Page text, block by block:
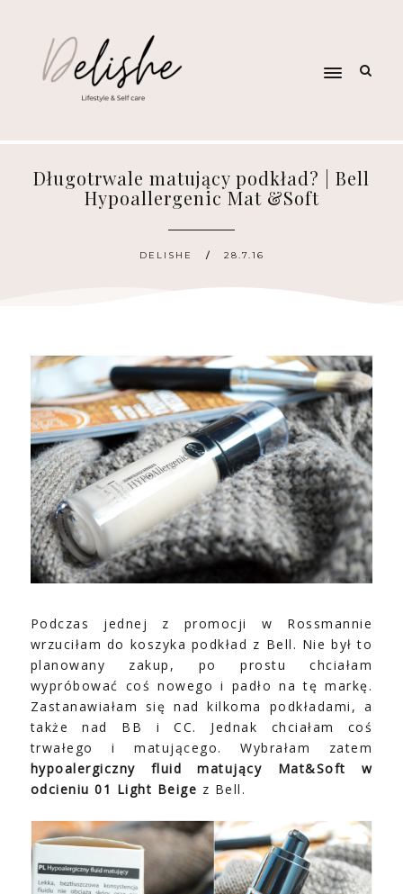
Długotrwale matujący podkład? | Bell
Hypoallergenic Mat &Soft
DELISHE 28.7.16
Podczas jednej z promocji w Rossmannie
wrzuciłam do koszyka podkład z Bell. Nie był to
planowany zakup, po prostu chciałam
wypróbować coś nowego i padło na tę markę.
Zastanawiałam się nad kilkoma podkładami, a
także nad BB i CC. Jednak chciałam coś
trwałego i matującego. Wybrałam zatem
hypoalergiczny fluid matujący Mat&Soft w
odcieniu 01 Light Beige z Bell.